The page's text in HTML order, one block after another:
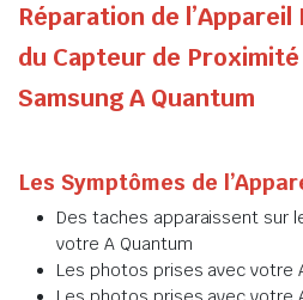
Réparation de
du Capteur de
Samsung A Quantum
Les Symptômes de
Des taches apparaissent sur
votre A Quantum
Les photos prises avec votre